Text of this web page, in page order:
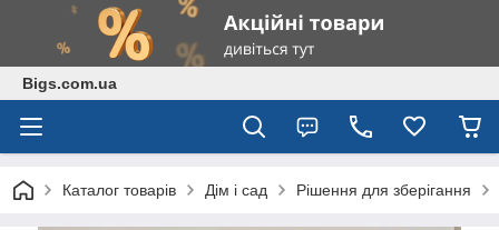
Bigs.com.ua
Каталог товарів Дім і сад Рішення для зберігання